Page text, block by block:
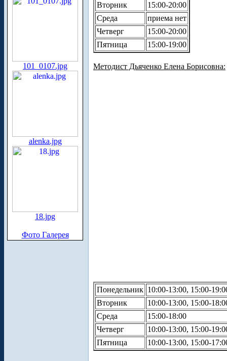
101_0107.jpg
alenka.jpg
18.jpg
Фото Галерея
Вторник
15:00-20:00
Среда
приема нет
Четверг
15:00-20:00
Пятница
15:00-19:00
Методист Дьяченко Елена Борисовна:
Понедельник 10:00-13:00, 15:00-
Вторник
10:00-13:00, 15:00-
Среда
15:00-18:00
Четверг
10:00-13:00, 15:00-
Пятница
10:00-13:00, 15:00-